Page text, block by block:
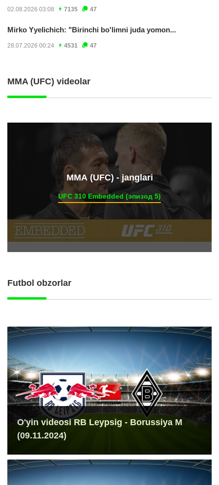
02.08.2026 03:08 7135 47
Mirko Yyelichich: "Birinchi bo'limni juda yomon...
28.07.2026 00:24 4531 47
MMA (UFC) videolar
ММА (UFC) - janglari
UFC 310 Embedded (эпизод 5)
Futbol obzorlar
O'yin videosi RB Leypsig - Borussiya M
(09.11.2024)